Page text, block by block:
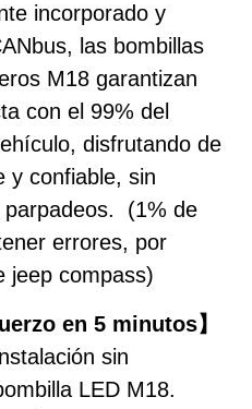
incorporado y
las bombillas
M18 garantizan
con el 99% del
disfrutando de
y confiable, sin
parpadeos. (1% de
errores, por
jeep compass)
en 5 minutos】
sin
LED M18.